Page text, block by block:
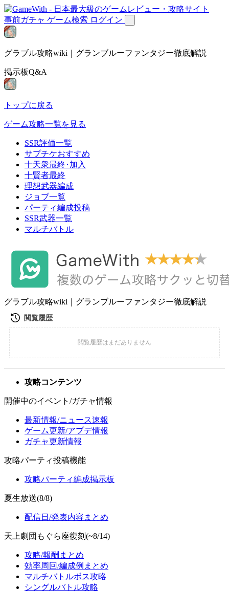
事前ガチャ ゲーム検索 ログイン
グラブル攻略wiki｜グランブルーファンタジー徹底解説
掲示板Q&A
トップに戻る
ゲーム攻略一覧を見る
SSR評価一覧
サプチケおすすめ
十天衆最終･加入
十賢者最終
理想武器編成
ジョブ一覧
パーティ編成投稿
SSR武器一覧
マルチバトル
グラブル攻略wiki｜グランブルーファンタジー徹底解説
攻略コンテンツ
開催中のイベント/ガチャ情報
最新情報/ニュース速報
ゲーム更新/アプデ情報
ガチャ更新情報
攻略パーティ投稿機能
攻略パーティ編成掲示板
夏生放送(8/8)
配信日/発表内容まとめ
天上劇団もぐら座復刻(~8/14)
攻略/報酬まとめ
効率周回/編成例まとめ
マルチバトルボス攻略
シングルバトル攻略